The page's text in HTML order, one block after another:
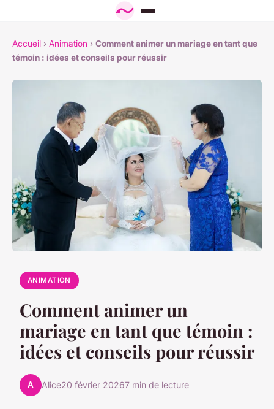
Accueil › Animation › Comment animer un mariage en tant que
témoin : idées et conseils pour réussir
ANIMATION
Comment animer un
mariage en tant que témoin :
idées et conseils pour réussir
A Alice20 février 20267 min de lecture